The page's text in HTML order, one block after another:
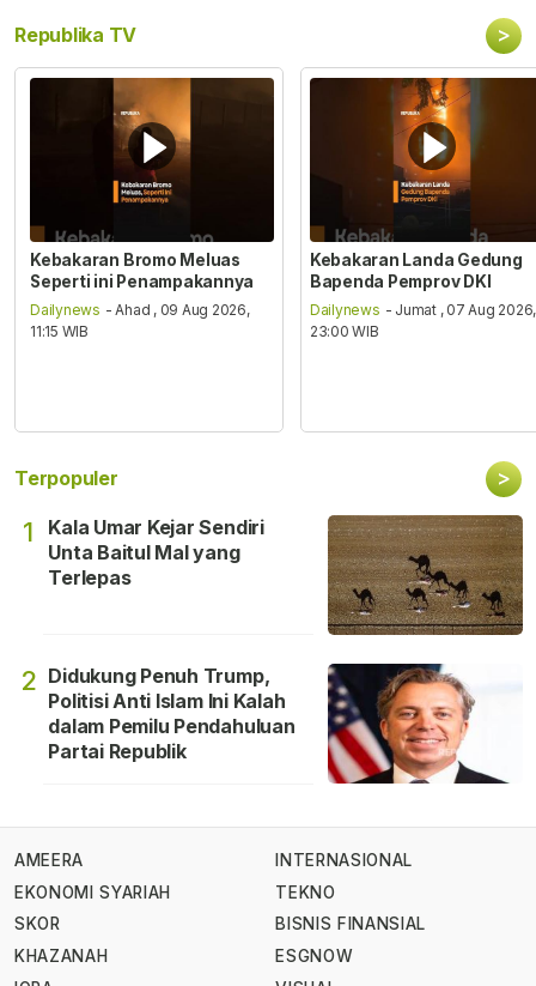
Republika TV >
Kebakaran Bromo Meluas
Seperti ini Penampakannya
Dailynews - Ahad , 09 Aug 2026,
11:15 WIB
Kebakaran Landa Gedung
Bapenda Pemprov DKI
Dailynews - Jumat , 07 Aug 2026,
23:00 WIB
Terpopuler >
1
Kala Umar Kejar Sendiri
Unta Baitul Mal yang
Terlepas
2 Didukung Penuh Trump,
Politisi Anti Islam Ini Kalah
dalam Pemilu Pendahuluan
Partai Republik
AMEERA
EKONOMI SYARIAH
SKOR
KHAZANAH
INTERNASIONAL
TEKNO
BISNIS FINANSIAL
ESGNOW